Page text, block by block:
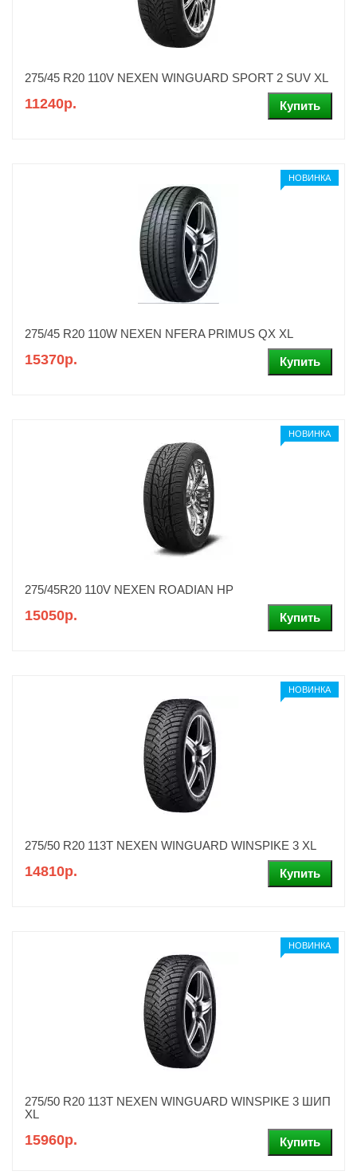
275/45 R20 110V NEXEN WINGUARD SPORT 2 SUV XL
11240р.
НОВИНКА
275/45 R20 110W NEXEN NFERA PRIMUS QX XL
15370р.
НОВИНКА
275/45R20 110V NEXEN ROADIAN HP
15050р.
НОВИНКА
275/50 R20 113T NEXEN WINGUARD WINSPIKE 3 XL
14810р.
НОВИНКА
275/50 R20 113T NEXEN WINGUARD WINSPIKE 3 ШИП
XL
15960р.